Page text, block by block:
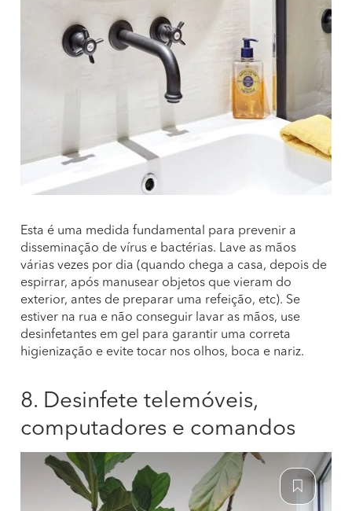
Esta é uma medida fundamental para prevenir a
disseminação de vírus e bactérias. Lave as mãos
várias vezes por dia (quando chega a casa, depois de
espirrar, após manusear objetos que vieram do
exterior, antes de preparar uma refeição, etc). Se
estiver na rua e não conseguir lavar as mãos, use
desinfetantes em gel para garantir uma correta
higienização e evite tocar nos olhos, boca e nariz.
8. Desinfete telemóveis,
computadores e comandos